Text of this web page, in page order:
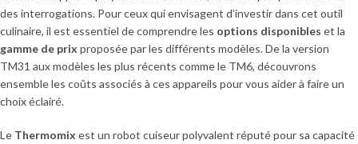
des interrogations. Pour ceux qui envisagent d’investir dans cet outil
culinaire, il est essentiel de comprendre les options disponibles et la
gamme de prix proposée par les différents modèles. De la version
TM31 aux modèles les plus récents comme le TM6, découvrons
ensemble les coûts associés à ces appareils pour vous aider à faire un
choix éclairé.
Le Thermomix est un robot cuiseur polyvalent réputé pour sa capacité